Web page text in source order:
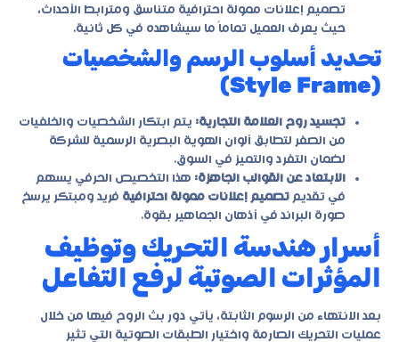
تصميم إعلانات ممولة احترافية متناسق ومترابط الأحداث،
حيث يعرف العميل تماماً ما سيشاهده في كل ثانية.
تحديد أسلوب الرسم والشخصيات
(Style Frame)
تجسيد روح العلامة التجارية: يتم ابتكار الشخصيات والخلفيات
من الصفر لتطابق ألوان الهوية البصرية الرسمية للشركة
لضمان التفرد والتميز في السوق.
الابتعاد عن القوالب الجاهزة: هذا التخصيص الحرفي يسهم
في تقديم تصميم إعلانات ممولة احترافية فريد ومبتكر يرسخ
صورة البراند في أذهان الجماهير بقوة.
أسرار هندسة التحريك وتوظيف
المؤثرات الصوتية لرفع التفاعل
بعد الانتهاء من الرسوم الثابتة، يأتي دور بث الروح فيها من خلال
عمليات التحريك الصارمة واختيار الطبقات الصوتية التي تثير